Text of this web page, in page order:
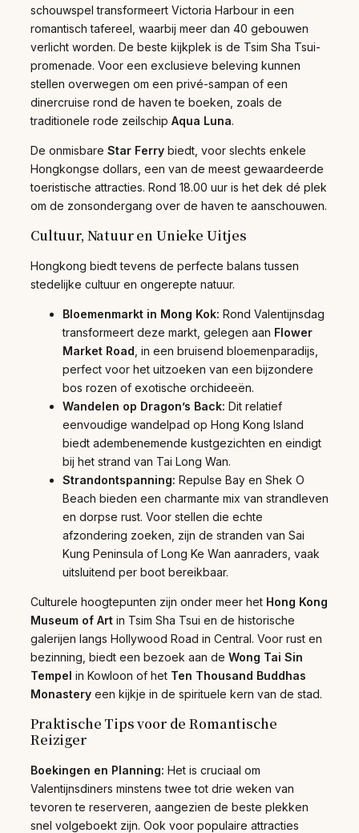
schouwspel transformeert Victoria Harbour in een
romantisch tafereel, waarbij meer dan 40 gebouwen
verlicht worden. De beste kijkplek is de Tsim Sha Tsui-
promenade. Voor een exclusieve beleving kunnen
stellen overwegen om een privé-sampan of een
dinercruise rond de haven te boeken, zoals de
traditionele rode zeilschip Aqua Luna.
De onmisbare Star Ferry biedt, voor slechts enkele
Hongkongse dollars, een van de meest gewaardeerde
toeristische attracties. Rond 18.00 uur is het dek dé plek
om de zonsondergang over de haven te aanschouwen.
Cultuur, Natuur en Unieke Uitjes
Hongkong biedt tevens de perfecte balans tussen
stedelijke cultuur en ongerepte natuur.
Bloemenmarkt in Mong Kok: Rond Valentijnsdag
transformeert deze markt, gelegen aan Flower
Market Road , in een bruisend bloemenparadijs,
perfect voor het uitzoeken van een bijzondere
bos rozen of exotische orchideeën.
Wandelen op Dragon’s Back: Dit relatief
eenvoudige wandelpad op Hong Kong Island
biedt adembenemende kustgezichten en eindigt
bij het strand van Tai Long Wan.
Strandontspanning: Repulse Bay en Shek O
Beach bieden een charmante mix van strandleven
en dorpse rust. Voor stellen die echte
afzondering zoeken, zijn de stranden van Sai
Kung Peninsula of Long Ke Wan aanraders, vaak
uitsluitend per boot bereikbaar.
Culturele hoogtepunten zijn onder meer het Hong Kong
Museum of Art in Tsim Sha Tsui en de historische
galerijen langs Hollywood Road in Central. Voor rust en
bezinning, biedt een bezoek aan de Wong Tai Sin
Tempel in Kowloon of het Ten Thousand Buddhas
Monastery een kijkje in de spirituele kern van de stad.
Praktische Tips voor de Romantische
Reiziger
Boekingen en Planning: Het is cruciaal om
Valentijnsdiners minstens twee tot drie weken van
tevoren te reserveren, aangezien de beste plekken
snel volgeboekt zijn. Ook voor populaire attracties